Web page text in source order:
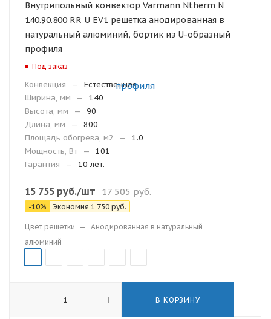
Внутрипольный конвектор Varmann Ntherm N
140.90.800 RR U EV1 решетка анодированная в
натуральный алюминий, бортик из U-образный
профиля
Под заказ
Конвекция —
Естественная
Ширина, мм
—
140
Высота, мм
—
90
Длина, мм
—
800
Площадь обогрева, м2
—
1.0
Мощность, Вт
—
101
Гарантия
— 10 лет.
15 755 руб./шт 17 505руб.
-10% Экономия 1 750 руб.
Цвет решетки — Анодированная в натуральный
алюминий
В КОРЗИНУ